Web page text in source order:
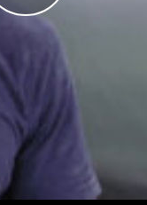
Videoyu
Oynat